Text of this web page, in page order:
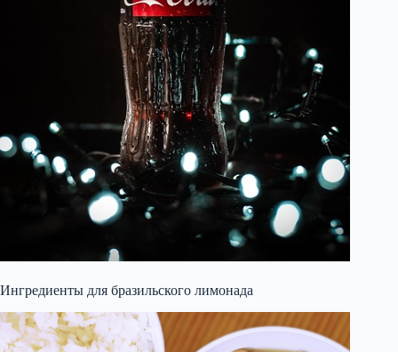
Ингредиенты для бразильского лимонада